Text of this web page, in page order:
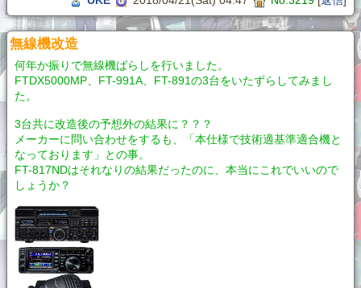
無線機改造
何年か振りで無線機ばらしを行いました。
FTDX5000MP、FT-991A、FT-891の3台をいたずらしてみまし
た。
3台共に改造後の予想外の結果に？？？
メーカーに問い合わせをするも、「本仕様で技術適基準適合機と
なっております」との事。
FT-817NDはそれなりの結果だったのに、本当にこれでいいので
しょうか？